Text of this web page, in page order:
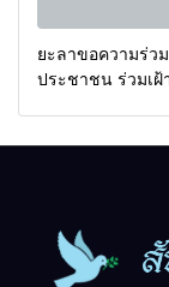
ยะลาขอความร่ว
ประชาชน ร่วมเฝ้